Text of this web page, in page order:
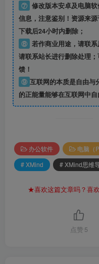
⑦ 修改版本安卓及电脑
信息，注意鉴别！资源来
下载后24小时内删除；
⑧ 若作商业用途，请联
请联系站长进行删除处理
馈！
⑨ 互联网的本质是自由与
的正能量能够在互联网中自
办公软件
电脑（
# XMind
# XMind思维
★喜欢这篇文章吗？喜
点赞 5